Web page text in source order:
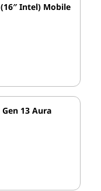
Intel) Mobile
13 Aura